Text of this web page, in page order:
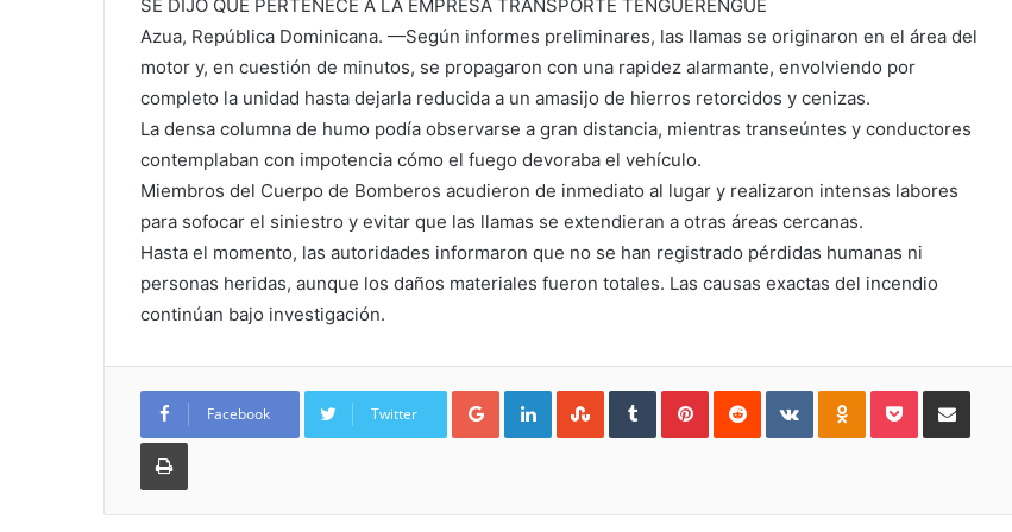
SE DIJO QUE PERTENECE A LA EMPRESA TRANSPORTE TENGUERENGUE
Azua, República Dominicana. —Según informes preliminares, las llamas se originaron en el área del
motor y, en cuestión de minutos, se propagaron con una rapidez alarmante, envolviendo por
completo la unidad hasta dejarla reducida a un amasijo de hierros retorcidos y cenizas.
La densa columna de humo podía observarse a gran distancia, mientras transeúntes y conductores
contemplaban con impotencia cómo el fuego devoraba el vehículo.
Miembros del Cuerpo de Bomberos acudieron de inmediato al lugar y realizaron intensas labores
para sofocar el siniestro y evitar que las llamas se extendieran a otras áreas cercanas.
Hasta el momento, las autoridades informaron que no se han registrado pérdidas humanas ni
personas heridas, aunque los daños materiales fueron totales. Las causas exactas del incendio
continúan bajo investigación.
Facebook Twitter
Google+LinkedInStumbleUpon
TumblrPinterestReddit VKontakteOdnoklassniki
PocketCompartir por Correo
Imprimir